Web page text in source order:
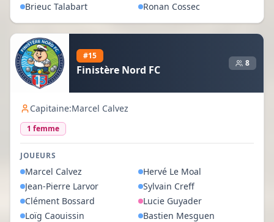
Brieuc Talabart Ronan Cossec
#15
Finistère Nord FC
8
Capitaine:Marcel Calvez
1 femme
JOUEURS
Marcel Calvez Hervé Le Moal
Jean-Pierre Larvor Sylvain Creff
Clément Bossard Lucie Guyader
Loïg Caouissin Bastien Mesguen